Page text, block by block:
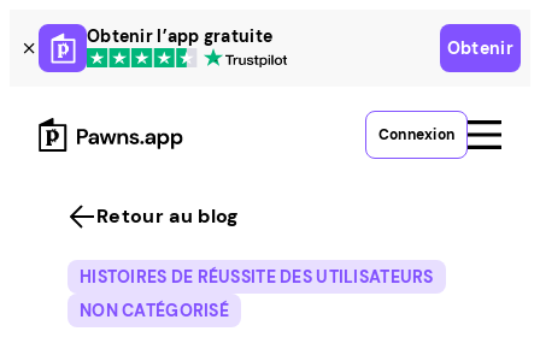
Skip
to
content
Obtenir l’app gratuite
Obtenir
Connexion
Retour au blog
HISTOIRES DE RÉUSSITE DES UTILISATEURS
NON CATÉGORISÉ